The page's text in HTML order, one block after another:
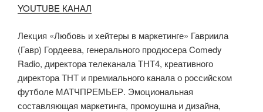
YOUTUBE КАНАЛ
Лекция «Любовь и хейтеры в маркетинге» Гавриила
(Гавр) Гордеева, генерального продюсера Comedy
Radio, директора телеканала ТНТ4, креативного
директора ТНТ и премиального канала о российском
футболе МАТЧПРЕМЬЕР. Эмоциональная
составляющая маркетинга, промоушна и дизайна,